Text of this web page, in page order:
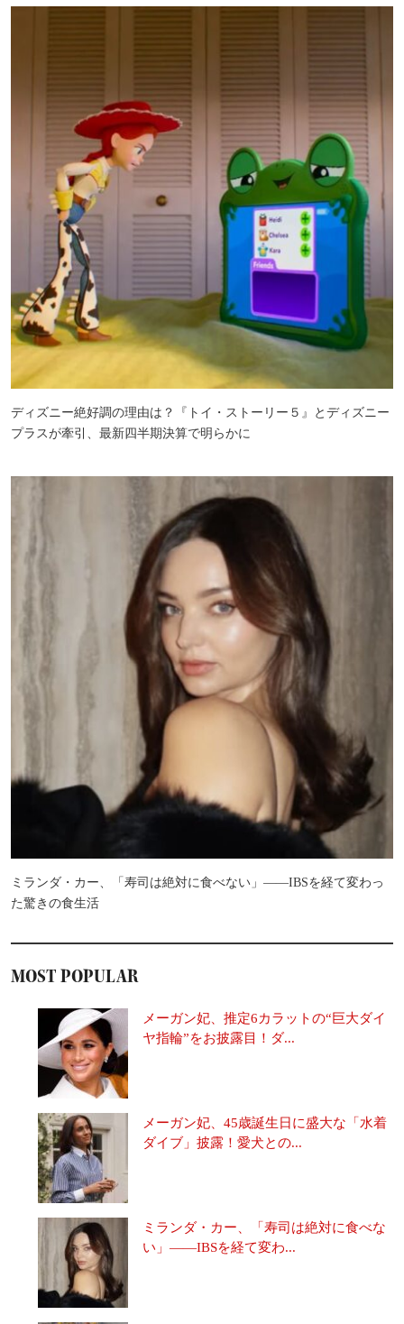
ディズニー絶好調の理由は？『トイ・ストーリー５』とディズニー
プラスが牽引、最新四半期決算で明らかに
ミランダ・カー、「寿司は絶対に食べない」――IBSを経て変わっ
た驚きの食生活
MOST POPULAR
メーガン妃、推定6カラットの“巨大ダイ
ヤ指輪”をお披露目！ダ...
メーガン妃、45歳誕生日に盛大な「水着
ダイブ」披露！愛犬との...
ミランダ・カー、「寿司は絶対に食べな
い」――IBSを経て変わ...